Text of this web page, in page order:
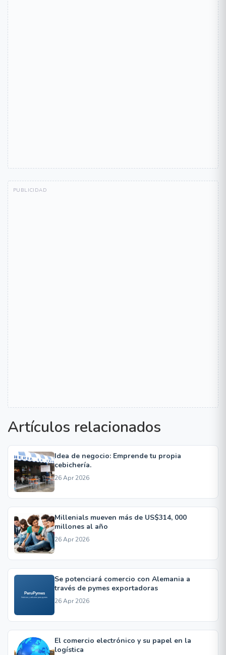
Artículos relacionados
Idea de negocio: Emprende tu propia
cebichería.
26 Apr 2026
Millenials mueven más de US$314, 000
millones al año
26 Apr 2026
Se potenciará comercio con Alemania a
través de pymes exportadoras
26 Apr 2026
El comercio electrónico y su papel en la
logística